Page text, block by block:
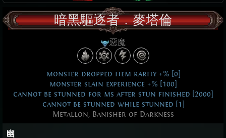
暗黑驅逐者．麥塔倫
惡魔
monster dropped item rarity +% [0]
monster slain experience +% [100]
cannot be stunned for ms after stun finished [2000]
cannot be stunned while stunned [1]
Metallon, Banisher of Darkness
幽